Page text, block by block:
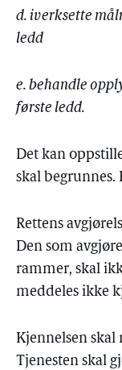
d. iverksette
ledd
e. behandle
første ledd.
Det kan
skal begrunnes.
Rettens
Den som
rammer, skal
meddeles ikke
Kjennelsen skal
Tjenesten skal